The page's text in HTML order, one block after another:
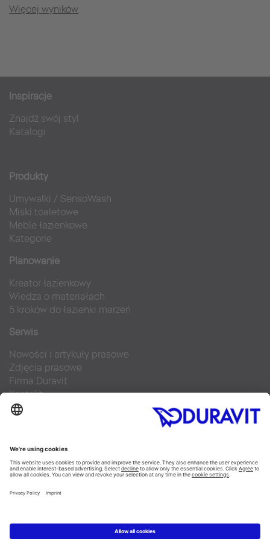
Więcej wyników
Inspiracje
Znajdź swój styl
Katalogi
Produkty
Umywalki / SensoWash
Miski toaletowe
Meble łazienkowe
Kategorie
Planowanie
Kreator łazienkowy
Wiedza o materiałach
5 kroków do łazienki marzeń
Serwis
Nowości i artykuły prasowe
Zdjęcia prasowe
Firma Duravit
Kontakt
Najczęściej zadawane pytania
Facebook
Instagram
Pinterest
Blog
Flickr